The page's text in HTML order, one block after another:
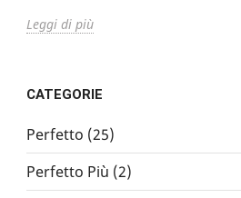
Leggi di più
CATEGORIE
Perfetto (25)
Perfetto Più (2)